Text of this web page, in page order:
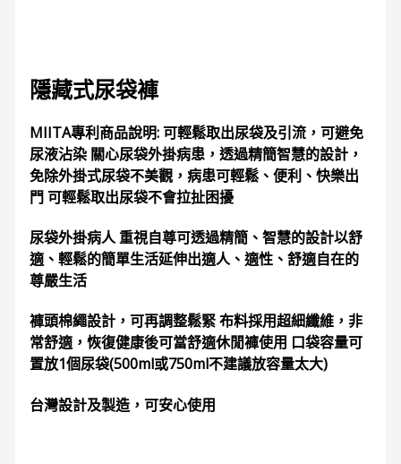
隱藏式尿袋褲
MIITA專利商品說明: 可輕鬆取出尿袋及引流，可避免
尿液沾染 關心尿袋外掛病患，透過精簡智慧的設計，
免除外掛式尿袋不美觀，病患可輕鬆、便利、快樂出
門 可輕鬆取出尿袋不會拉扯困擾
尿袋外掛病人 重視自尊可透過精簡、智慧的設計以舒
適、輕鬆的簡單生活延伸出適人、適性、舒適自在的
尊嚴生活
褲頭棉繩設計，可再調整鬆緊 布料採用超細纖維，非
常舒適，恢復健康後可當舒適休閒褲使用 口袋容量可
置放1個尿袋(500ml或750ml不建議放容量太大)
台灣設計及製造，可安心使用